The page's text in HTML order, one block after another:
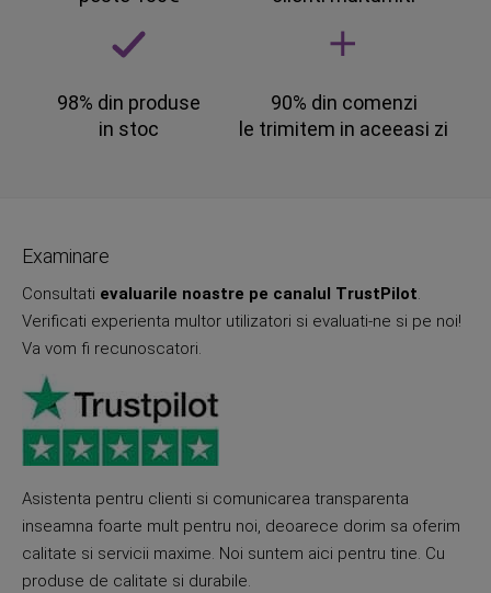
98% din produse
in stoc
90% din comenzi
le trimitem in aceeasi zi
Examinare
Consultati evaluarile noastre pe canalul TrustPilot.
Verificati experienta multor utilizatori si evaluati-ne si pe noi!
Va vom fi recunoscatori.
Asistenta pentru clienti si comunicarea transparenta
inseamna foarte mult pentru noi, deoarece dorim sa oferim
calitate si servicii maxime. Noi suntem aici pentru tine. Cu
produse de calitate si durabile.